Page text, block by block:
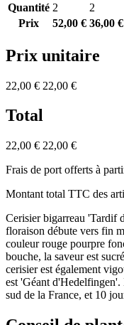
Quantité 2 2
Prix
52,00 € 36,00 €
Prix unitaire
22,00 € 22,00 €
Total
22,00 € 22,00 €
Frais de port offerts à
Montant total TTC des
Cerisier bigarreau 'Tardif
floraison débute vers fin
couleur rouge pourpre
bouche, la saveur est
cerisier est également
est 'Géant
sud de la France, et 10